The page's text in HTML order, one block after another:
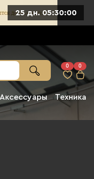
25 дн. 05:29:58
0 0
Аксессуары Техника